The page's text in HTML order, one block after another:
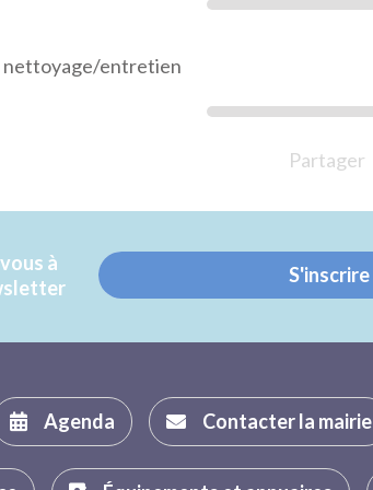
nettoyage/entretien
Partager
à
S'inscrire
Agenda Contacter la mairie